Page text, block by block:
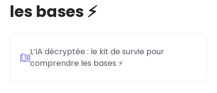
les bases ⚡
L’IA décryptée : le kit de survie pour
comprendre les bases ⚡